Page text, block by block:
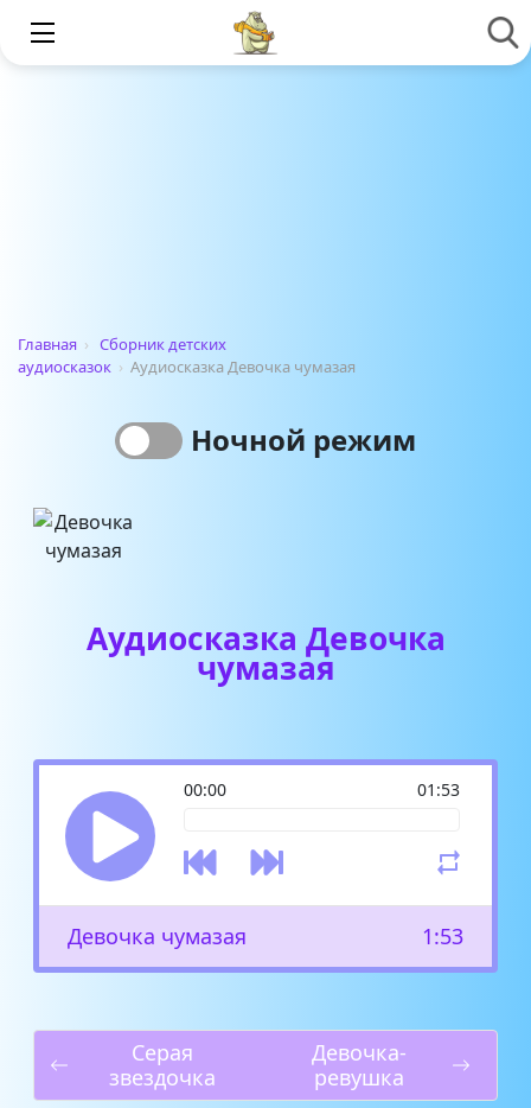
Главная › Сборник детских
аудиосказок › Аудиосказка Девочка чумазая
Ночной режим
Аудиосказка Девочка
чумазая
00:00 01:53
Девочка чумазая 1:53
Серая
звездочка
Девочка-
ревушка